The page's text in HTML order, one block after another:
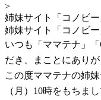
>
姉妹サイト「コノビ
姉妹サイト「コノビ
いつも「ママテナ」
だき、まことにありが
この度ママテナの姉妹
（月）10時をもちま